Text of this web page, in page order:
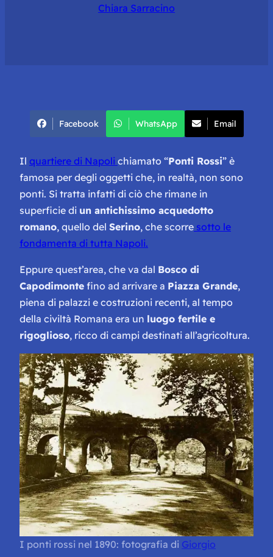
Chiara Sarracino
Facebook WhatsApp Email
Il quartiere di Napoli chiamato “Ponti Rossi” è
famosa per degli oggetti che, in realtà, non sono
ponti. Si tratta infatti di ciò che rimane in
superficie di un antichissimo acquedotto
romano, quello del Serino, che scorre sotto le
fondamenta di tutta Napoli.
Eppure quest’area, che va dal Bosco di
Capodimonte fino ad arrivare a Piazza Grande,
piena di palazzi e costruzioni recenti, al tempo
della civiltà Romana era un luogo fertile e
rigoglioso, ricco di campi destinati all’agricoltura.
I ponti rossi nel 1890: fotografia di Giorgio